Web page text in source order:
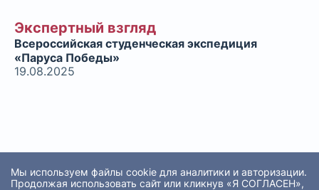
Экспертный взгляд
Всероссийская студенческая экспедиция
«Паруса Победы»
19.08.2025
Мы используем файлы cookie для аналитики и авторизации.
Продолжая использовать сайт или кликнув «Я СОГЛАСЕН»,